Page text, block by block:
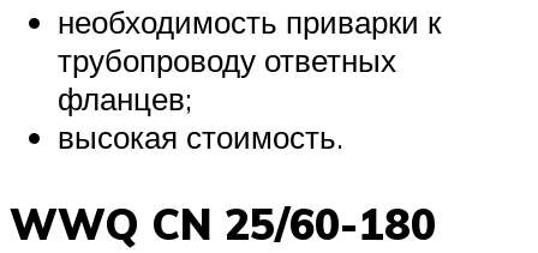
необходимость приварки к
трубопроводу ответных
фланцев;
высокая стоимость.
WWQ CN 25/60-180